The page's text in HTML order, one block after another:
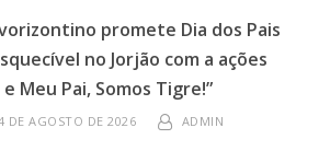
promete Dia dos Pais
no Jorjão com a ações
e Meu Pai, Somos Tigre!”
DE AGOSTO DE 2026 ADMIN